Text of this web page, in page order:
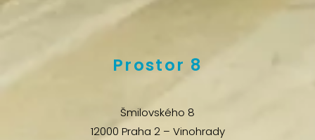
Prostor 8
Šmilovského 8
12000 Praha 2 – Vinohrady